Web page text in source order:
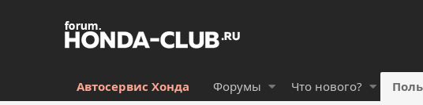
Автосервис Хонда Форумы Что нового?